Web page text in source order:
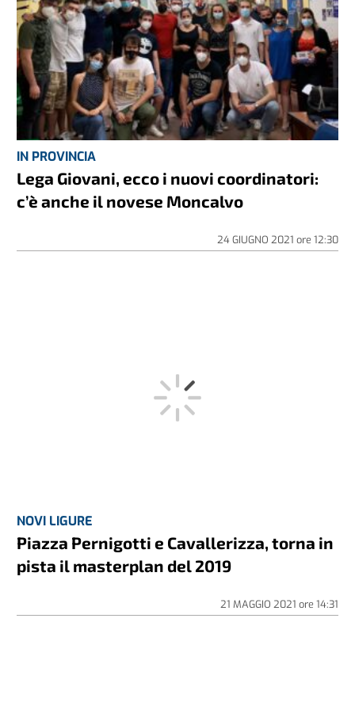
IN PROVINCIA
Lega Giovani, ecco i nuovi coordinatori:
c’è anche il novese Moncalvo
24 GIUGNO 2021 ore 12:30
NOVI LIGURE
Piazza Pernigotti e Cavallerizza, torna in
pista il masterplan del 2019
21 MAGGIO 2021 ore 14:31